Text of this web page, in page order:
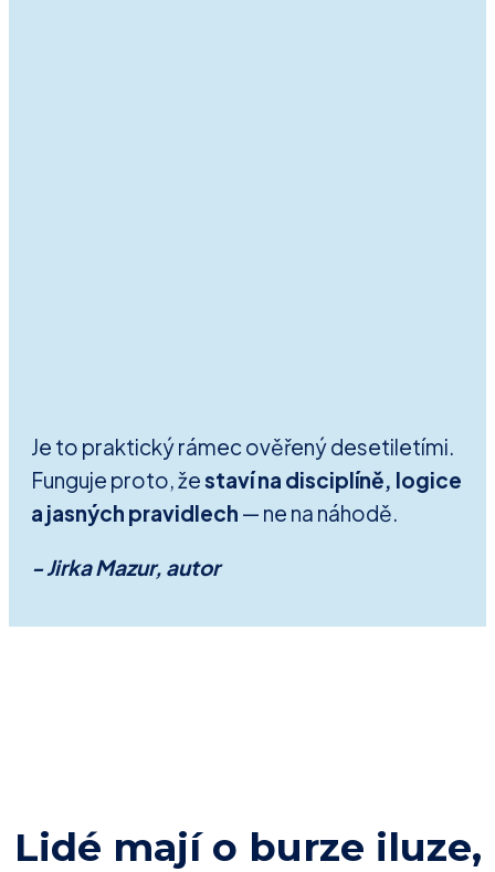
Je to praktický rámec ověřený desetiletími.
Funguje proto, žestaví na disciplíně, logice
a jasných pravidlech — ne na náhodě.
- Jirka Mazur, autor
Lidé mají o burze iluze,